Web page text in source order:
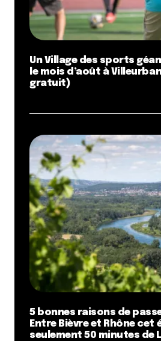
Un Village des sports
le mois d’août à
gratuit)
5 bonnes raisons de
Entre Bièvre et Rhône cet
seulement 50 minutes de